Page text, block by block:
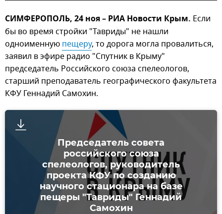
СИМФЕРОПОЛЬ, 24 ноя – РИА Новости Крым. Если
бы во время стройки "Тавриды" не нашли
одноименную пещеру, то дорога могла провалиться,
заявил в эфире радио "Спутник в Крыму"
председатель Российского союза спелеологов,
старший преподаватель географического факультета
КФУ Геннадий Самохин.
Председатель совета
российского союза
спелеологов, руководитель
проекта КФУ по созданию
научного стационара на базе
пещеры "Тавриды" Геннадий
Самохин